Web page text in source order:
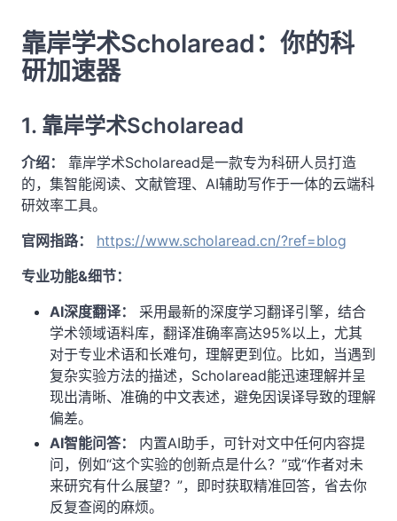
靠岸学术Scholaread：你的科
研加速器
1. 靠岸学术Scholaread
介绍：
靠岸学术Scholaread是一款专为科研人员打造
的，集智能阅读、文献管理、AI辅助写作于一体的云端科
研效率工具。
官网指路：
https://www.scholaread.cn/?ref=blog
专业功能&细节：
AI深度翻译：
采用最新的深度学习翻译引擎，结合
学术领域语料库，翻译准确率高达95%以上，尤其
对于专业术语和长难句，理解更到位。比如，当遇到
复杂实验方法的描述，Scholaread能迅速理解并呈
现出清晰、准确的中文表述，避免因误译导致的理解
偏差。
AI智能问答：
内置AI助手，可针对文中任何内容提
问，例如“这个实验的创新点是什么？”或“作者对未
来研究有什么展望？”，即时获取精准回答，省去你
反复查阅的麻烦。